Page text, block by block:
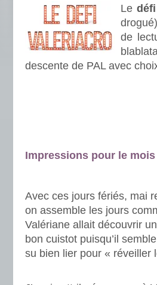
Le
de
descente de PAL avec
Impressions pour le mois
Avec ces jours fériés, mai
on assemble les jours
Valériane allait découvrir
bon cuistot puisqu’il
su bien lier pour « réveiller